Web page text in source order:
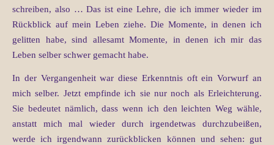
schreiben, also … Das ist eine Lehre, die ich immer wieder im
Rückblick auf mein Leben ziehe. Die Momente, in denen ich
gelitten habe, sind allesamt Momente, in denen ich mir das
Leben selber schwer gemacht habe.
In der Vergangenheit war diese Erkenntnis oft ein Vorwurf an
mich selber. Jetzt empfinde ich sie nur noch als Erleichterung.
Sie bedeutet nämlich, dass wenn ich den leichten Weg wähle,
anstatt mich mal wieder durch irgendetwas durchzubeißen,
werde ich irgendwann zurückblicken können und sehen: gut